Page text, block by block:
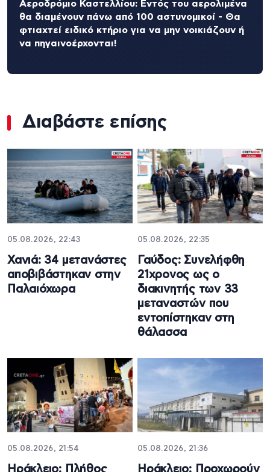
Αεροδρόμιο Καστελλίου: Εντός του αερολιμένα
θα διαμένουν πάνω από 100 αστυνομικοί - Θα
φτιαχτεί ειδικό κτήριο για να μην νοικιάζουν ή
να πηγαινοέρχονται!
Διαβάστε επίσης
05.08.2026, 22:43
Χανιά: 34 μετανάστες
αποβιβάστηκαν στην
Παλαιόχωρα
05.08.2026, 22:35
Γαύδος: Συνελήφθη
21χρονος ως ο
διακινητής των 33
μεταναστών που
εντοπίστηκαν στη
θάλασσα
05.08.2026, 21:54
Ηράκλειο: Πλήθος
05.08.2026, 21:36
Ηράκλειο: Προχωρούν